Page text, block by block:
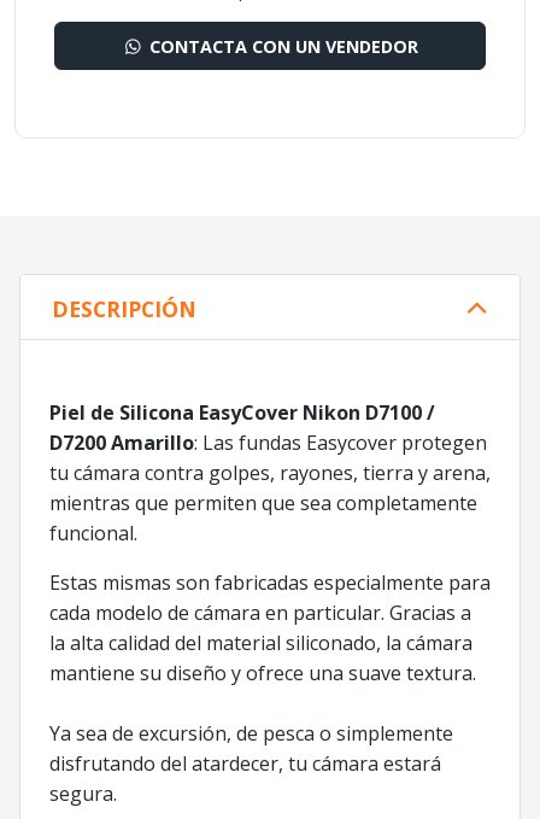
CONTACTA CON UN VENDEDOR
DESCRIPCIÓN
Piel de Silicona EasyCover Nikon D7100 /
D7200 Amarillo: Las fundas Easycover protegen
tu cámara contra golpes, rayones, tierra y arena,
mientras que permiten que sea completamente
funcional.
Estas mismas son fabricadas especialmente para
cada modelo de cámara en particular. Gracias a
la alta calidad del material siliconado, la cámara
mantiene su diseño y ofrece una suave textura.
Ya sea de excursión, de pesca o simplemente
disfrutando del atardecer, tu cámara estará
segura.